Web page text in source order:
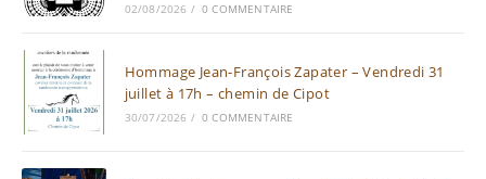
02/08/2026 / 0 COMMENTAIRE
Hommage Jean-François Zapater – Vendredi 31
juillet à 17h – chemin de Cipot
30/07/2026 / 0 COMMENTAIRE